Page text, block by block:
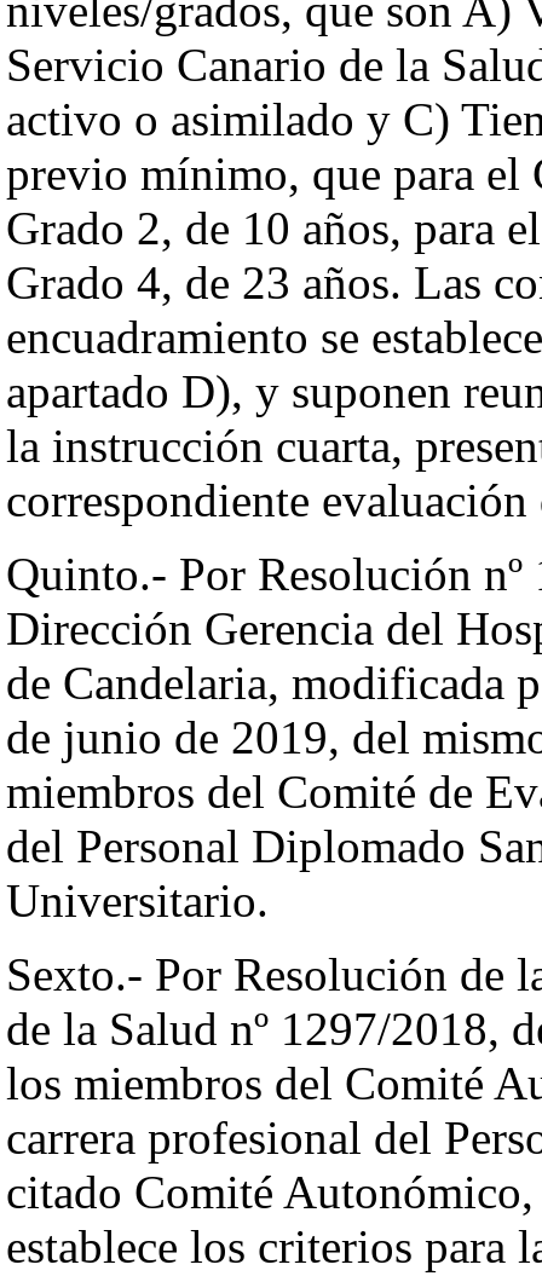
Servicio Canario de la
activo o asimilado y C)
previo mínimo, que para el
Grado 2, de 10 años, para
Grado 4, de 23 años. Las
encuadramiento se
apartado D), y suponen
la instrucción cuarta,
correspondiente
Quinto.- Por Resolución
Dirección Gerencia del
de Candelaria, modificada
de junio de 2019, del
miembros del Comité de
del Personal Diplomado
Universitario.
Sexto.- Por Resolución de
de la Salud nº 1297/2018,
los miembros del Comité
carrera profesional del
citado Comité
establece los criterios para